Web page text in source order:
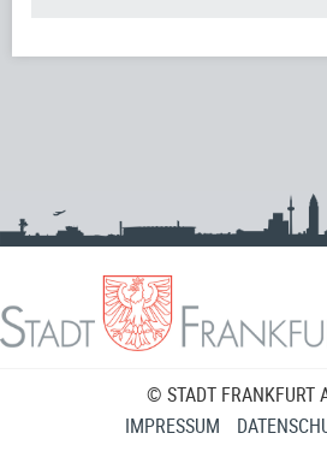
© STADT FRANKFURT
IMPRESSUM